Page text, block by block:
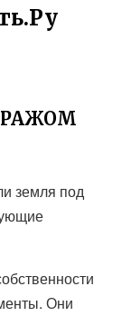
земля под
Они